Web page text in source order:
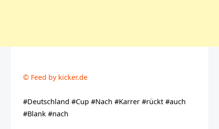
© Feed by kicker.de
#Deutschland #Cup #Nach #Karrer #rückt #auch
#Blank #nach